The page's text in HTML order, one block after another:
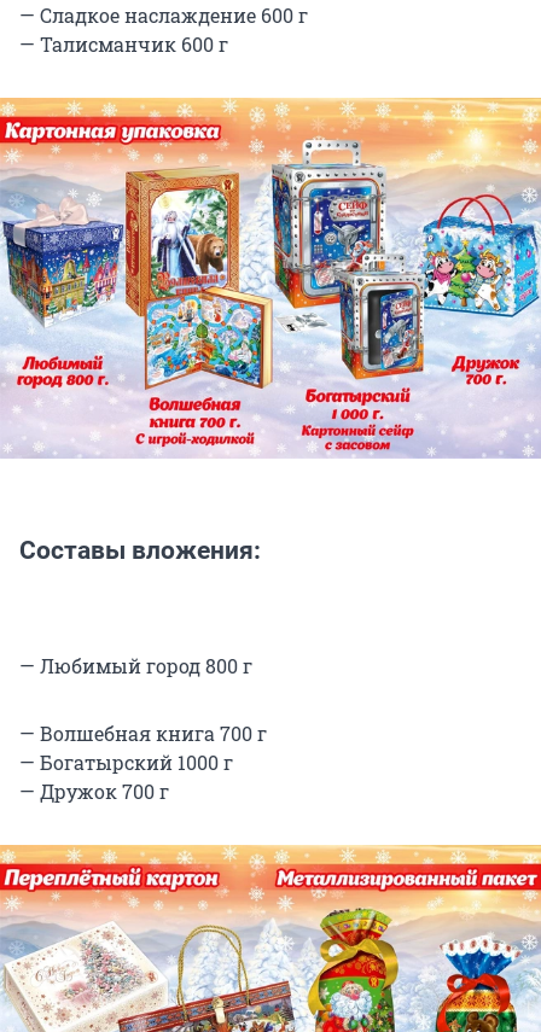
— Сладкое наслаждение 600 г
— Талисманчик 600 г
Составы вложения:
— Любимый город 800 г
— Волшебная книга 700 г
— Богатырский 1000 г
— Дружок 700 г